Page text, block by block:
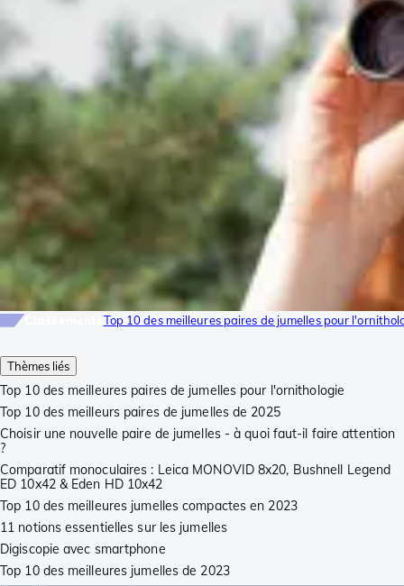
Thèmes liés
Top 10 des meilleures paires de jumelles pour l'ornithologie
Top 10 des meilleurs paires de jumelles de 2025
Choisir une nouvelle paire de jumelles - à quoi faut-il faire attention
?
Comparatif monoculaires : Leica MONOVID 8x20, Bushnell Legend
ED 10x42 & Eden HD 10x42
Top 10 des meilleures jumelles compactes en 2023
11 notions essentielles sur les jumelles
Digiscopie avec smartphone
Top 10 des meilleures jumelles de 2023
Top 10 des meilleures paires de jumelles pour